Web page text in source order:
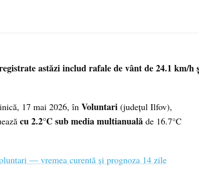
astăzi includ rafale de vânt de 24.1 km/h
17 mai 2026, în Voluntari (județul Ilfov),
cu 2.2°C sub media multianuală de 16.7°C
— vremea curentă și prognoza 14 zile